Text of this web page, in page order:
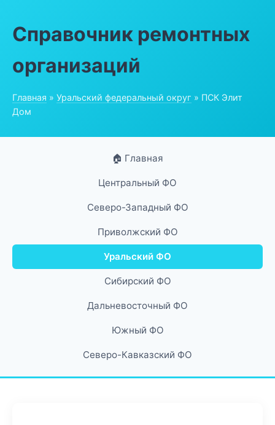
Справочник ремонтных
организаций
Главная » Уральский федеральный округ » ПСК Элит
Дом
🏠 Главная
Центральный ФО
Северо-Западный ФО
Приволжский ФО
Уральский ФО
Сибирский ФО
Дальневосточный ФО
Южный ФО
Северо-Кавказский ФО